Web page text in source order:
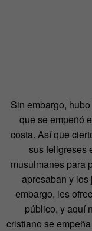
Sin embargo,
que se empeñó
costa. Así que
sus feligreses
musulmanes para
apresaban y los
embargo, les
público, y aquí
cristiano se